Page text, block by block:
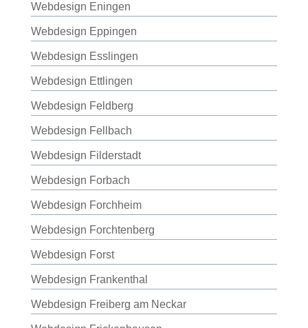
Webdesign Eningen
Webdesign Eppingen
Webdesign Esslingen
Webdesign Ettlingen
Webdesign Feldberg
Webdesign Fellbach
Webdesign Filderstadt
Webdesign Forbach
Webdesign Forchheim
Webdesign Forchtenberg
Webdesign Forst
Webdesign Frankenthal
Webdesign Freiberg am Neckar